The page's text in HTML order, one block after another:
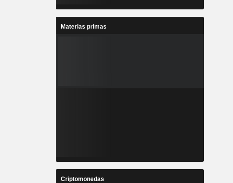
Materias primas
Criptomonedas